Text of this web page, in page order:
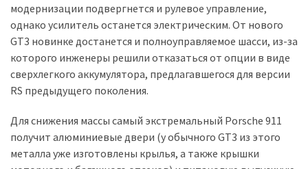
модернизации подвергнется и рулевое управление,
однако усилитель останется электрическим. От нового
GT3 новинке достанется и полноуправляемое шасси, из-за
которого инженеры решили отказаться от опции в виде
сверхлегкого аккумулятора, предлагавшегося для версии
RS предыдущего поколения.
Для снижения массы самый экстремальный Porsche 911
получит алюминиевые двери (у обычного GT3 из этого
металла уже изготовлены крылья, а также крышки